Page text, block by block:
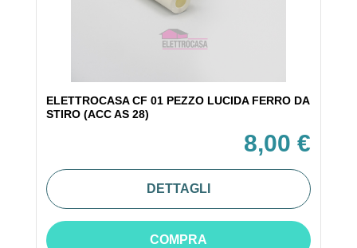
ELETTROCASA CF 01 PEZZO LUCIDA FERRO DA
STIRO (ACC AS 28)
8,00 €
DETTAGLI
COMPRA